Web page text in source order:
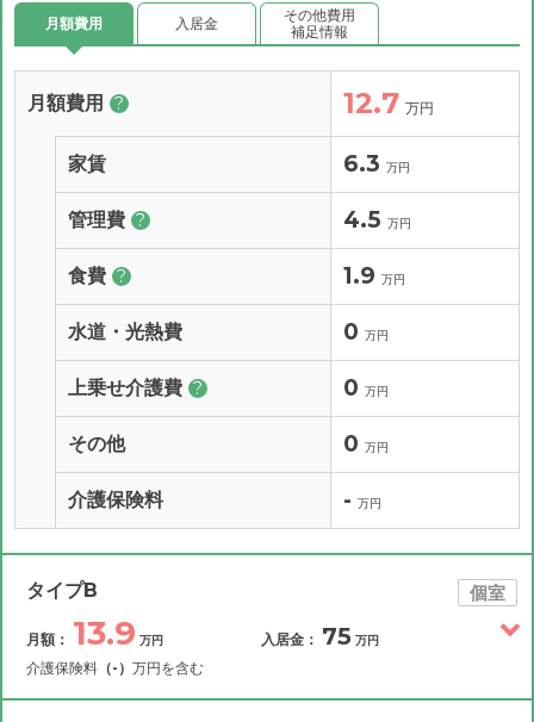
月額費用 入居金
その他費用
補足情報
月額費用 ? 12.7 万円
家賃 6.3 万円
管理費 ? 4.5 万円
食費 ? 1.9 万円
水道・光熱費 0 万円
上乗せ介護費 ? 0 万円
その他 0 万円
介護保険料 - 万円
タイプB 個室
月額： 13.9 万円
介護保険料 （-） 万円を含む
入居金： 75 万円